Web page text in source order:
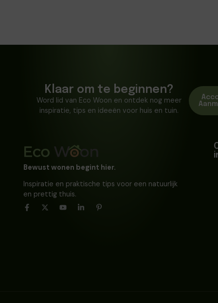
Klaar om te beginnen?
Word lid van Eco Woon en ontdek nog meer
inspiratie, tips en ideeën voor huis en tuin.
Bewust wonen begint hier.
Inspiratie en praktische tips voor een natuurlijk
en prettig thuis.